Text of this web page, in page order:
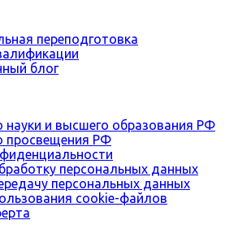
переподготовка
блог
науки и высшего образования РФ
просвещения РФ
персональных данных
персональных данных
сookie-файлов